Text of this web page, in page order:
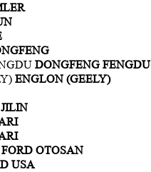
DONGFENG FENGDU
ENGLON (GEELY)
FORD OTOSAN
USA